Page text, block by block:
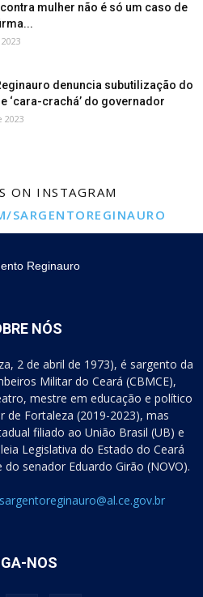
mulher não é só um caso de
denuncia subutilização do
‘cara-crachá’ do governador
2023
ON INSTAGRAM
SARGENTOREGINAURO
NÓS
2 de abril de 1973), é sargento da
Militar do Ceará (CBMCE),
mestre em educação e político
de Fortaleza (2019-2023), mas
filiado ao União Brasil (UB) e
Legislativa do Estado do Ceará
do senador Eduardo Girão (NOVO).
NOS